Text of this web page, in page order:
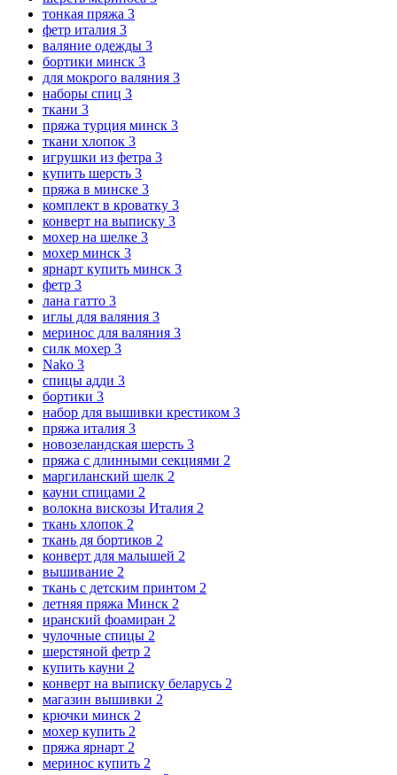
тонкая пряжа 3
фетр италия 3
валяние одежды 3
бортики минск 3
для мокрого валяния 3
наборы спиц 3
ткани 3
пряжа турция минск 3
ткани хлопок 3
игрушки из фетра 3
купить шерсть 3
пряжа в минске 3
комплект в кроватку 3
конверт на выписку 3
мохер на шелке 3
мохер минск 3
ярнарт купить минск 3
фетр 3
лана гатто 3
иглы для валяния 3
меринос для валяния 3
силк мохер 3
Nako 3
спицы адди 3
бортики 3
набор для вышивки крестиком 3
пряжа италия 3
новозеландская шерсть 3
пряжа с длинными секциями 2
маргиланский шелк 2
кауни спицами 2
волокна вискозы Италия 2
ткань хлопок 2
ткань дя бортиков 2
конверт для малышей 2
вышивание 2
ткань с детским принтом 2
летняя пряжа Минск 2
иранский фоамиран 2
чулочные спицы 2
шерстяной фетр 2
купить кауни 2
конверт на выписку беларусь 2
магазин вышивки 2
крючки минск 2
мохер купить 2
пряжа ярнарт 2
меринос купить 2